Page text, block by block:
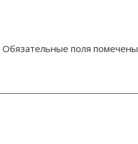
Обязательные поля помечены